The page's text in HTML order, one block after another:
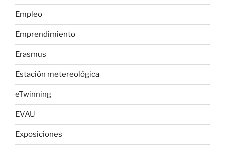
Empleo
Emprendimiento
Erasmus
Estación metereológica
eTwinning
EVAU
Exposiciones